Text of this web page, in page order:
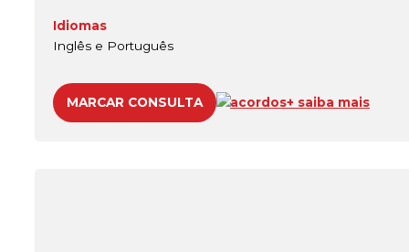
Idiomas
Inglês e Português
MARCAR CONSULTA acordos+ saiba mais